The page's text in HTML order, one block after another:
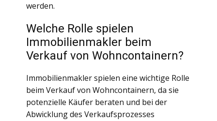
werden.
Welche Rolle spielen
Immobilienmakler beim
Verkauf von Wohncontainern?
Immobilienmakler spielen eine wichtige Rolle
beim Verkauf von Wohncontainern, da sie
potenzielle Käufer beraten und bei der
Abwicklung des Verkaufsprozesses